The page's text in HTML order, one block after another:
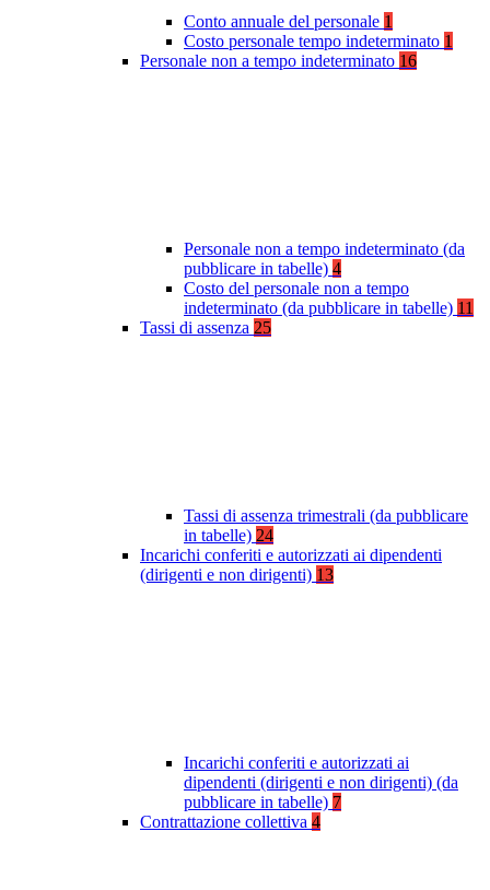
Conto annuale del personale 1
Costo personale tempo indeterminato 1
Personale non a tempo indeterminato 16
Personale non a tempo indeterminato (da
pubblicare in tabelle) 4
Costo del personale non a tempo
indeterminato (da pubblicare in tabelle) 11
Tassi di assenza 25
Tassi di assenza trimestrali (da pubblicare
in tabelle) 24
Incarichi conferiti e autorizzati ai dipendenti
(dirigenti e non dirigenti) 13
Incarichi conferiti e autorizzati ai
dipendenti (dirigenti e non dirigenti) (da
pubblicare in tabelle) 7
Contrattazione collettiva 4